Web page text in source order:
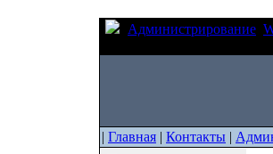
Администрирование
| Главная | Контакты |